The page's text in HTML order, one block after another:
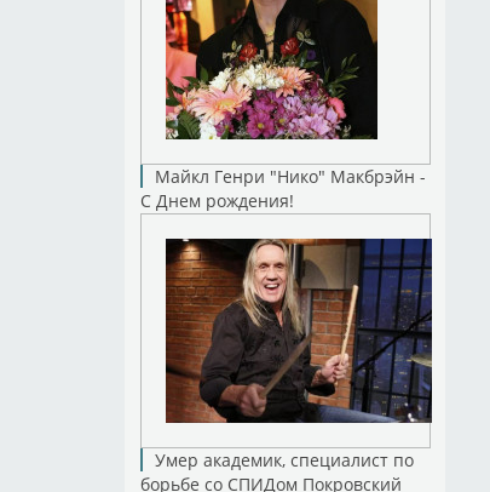
Майкл Генри "Нико" Макбрэйн -
С Днем рождения!
Умер академик, специалист по
борьбе со СПИДом Покровский